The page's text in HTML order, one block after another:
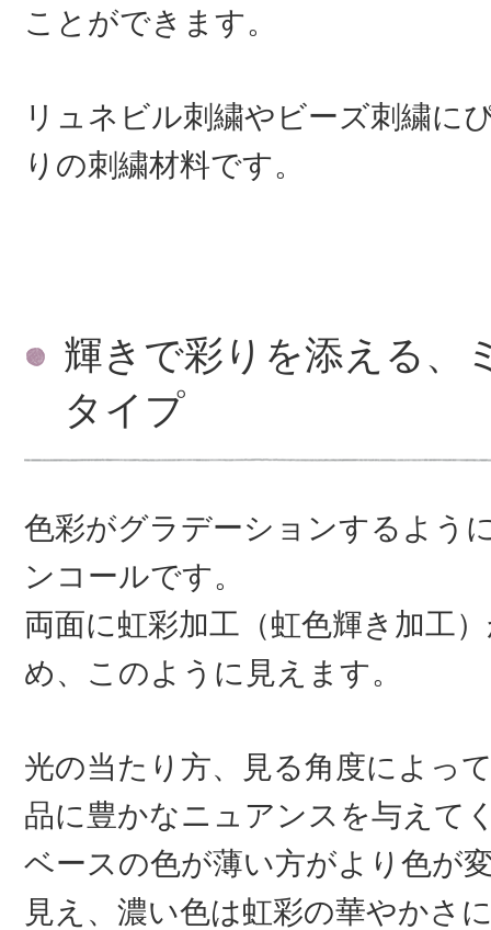
ことができます。
リュネビル刺繍やビーズ刺繍に
りの刺繍材料です。
輝きで彩りを添える、
タイプ
色彩がグラデーションするよう
ンコールです。
両面に虹彩加工（虹色輝き加工
め、このように見えます。
光の当たり方、見る角度によっ
品に豊かなニュアンスを与えて
ベースの色が薄い方がより色が
見え、濃い色は虹彩の華やかさ